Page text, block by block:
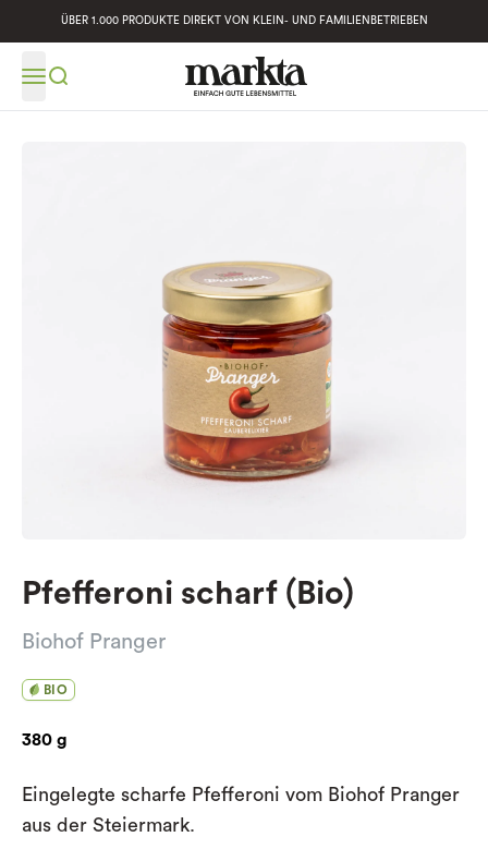
ÜBER 1.000 PRODUKTE DIREKT VON KLEIN- UND FAMILIENBETRIEBEN
Pfefferoni scharf (Bio)
Biohof Pranger
BIO
380 g
Eingelegte scharfe Pfefferoni vom Biohof Pranger
aus der Steiermark.